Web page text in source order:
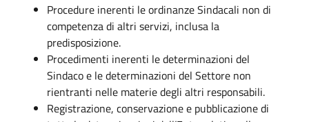
Procedure inerenti le ordinanze Sindacali non di
competenza di altri servizi, inclusa la
predisposizione.
Procedimenti inerenti le determinazioni del
Sindaco e le determinazioni del Settore non
rientranti nelle materie degli altri responsabili.
Registrazione, conservazione e pubblicazione di